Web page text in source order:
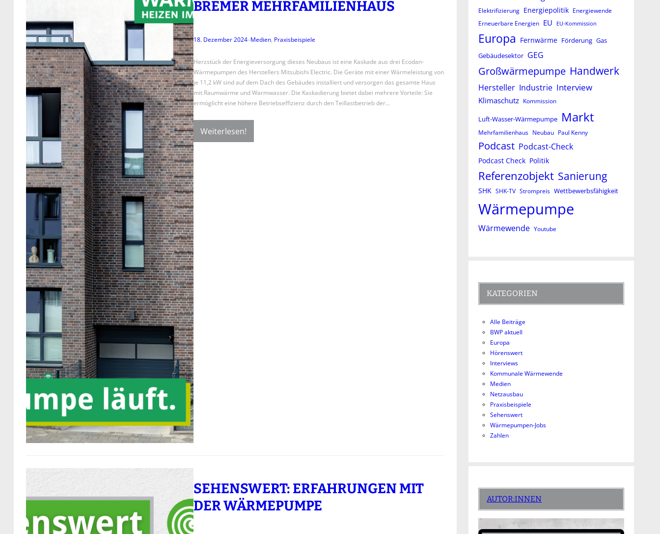
BREMER MEHRFAMILIENHAUS
18. Dezember 2024–Medien, Praxisbeispiele
Herzstück der Energieversorgung dieses Neubaus ist eine Kaskade aus drei Ecodan-
Wärmepumpen des Herstellers Mitsubishi Electric. Die Geräte mit einer Wärmeleistung von
je 11,2 kW sind auf dem Dach des Gebäudes installiert und versorgen das gesamte Haus
mit Raumwärme und Warmwasser. Die Kaskadierung bietet dabei mehrere Vorteile: Sie
ermöglicht eine höhere Betriebseffizienz durch den Teillastbetrieb der…
Weiterlesen!
SEHENSWERT: ERFAHRUNGEN MIT
DER WÄRMEPUMPE
Elektrifizierung Energiepolitik Energiewende
Erneuerbare Energien EU EU-Kommission
Europa Fernwärme Förderung Gas
Gebäudesektor GEG
Großwärmepumpe Handwerk
Hersteller Industrie Interview
Klimaschutz Kommission
Luft-Wasser-Wärmepumpe Markt
Mehrfamilienhaus Neubau Paul Kenny
Podcast Podcast-Check
Podcast Check Politik
Referenzobjekt Sanierung
SHK SHK-TV Strompreis Wettbewerbsfähigkeit
Wärmepumpe
Wärmewende Youtube
KATEGORIEN
Alle Beiträge
BWP aktuell
Europa
Hörenswert
Interviews
Kommunale Wärmewende
Medien
Netzausbau
Praxisbeispiele
Sehenswert
Wärmepumpen-Jobs
Zahlen
AUTOR:INNEN